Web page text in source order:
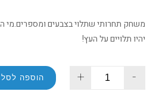
משחק תחרותי שתלוי בצבעים ומספרים.מי
יהיו תלויים על העץ!
-
+ הוספה לסל